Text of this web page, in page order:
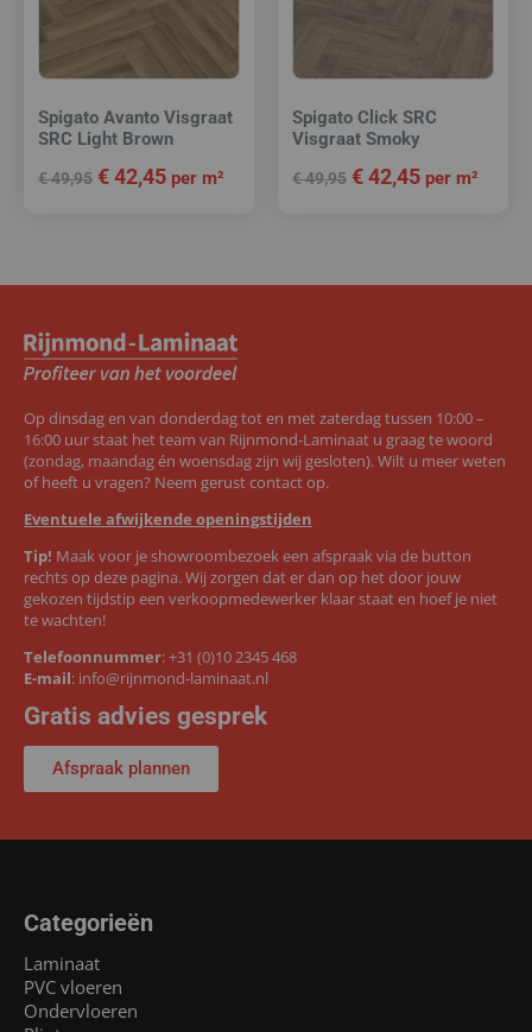
Spigato Avanto Visgraat
SRC Light Brown
€49,95 €42,45 per m²
Spigato Click SRC
Visgraat Smoky
€49,95 €42,45 per m²
Op dinsdag en van donderdag tot en met zaterdag tussen 10:00 –
16:00 uur staat het team van Rijnmond-Laminaat u graag te woord
(zondag, maandag én woensdag zijn wij gesloten). Wilt u meer weten
of heeft u vragen? Neem gerust contact op.
Eventuele afwijkende openingstijden
Tip! Maak voor je showroombezoek een afspraak via de button
rechts op deze pagina. Wij zorgen dat er dan op het door jouw
gekozen tijdstip een verkoopmedewerker klaar staat en hoef je niet
te wachten!
Telefoonnummer:+31 (0)10 2345 468
E-mail: info@rijnmond-laminaat.nl
Gratis advies gesprek
Afspraak plannen
Categorieën
Laminaat
PVC vloeren
Ondervloeren